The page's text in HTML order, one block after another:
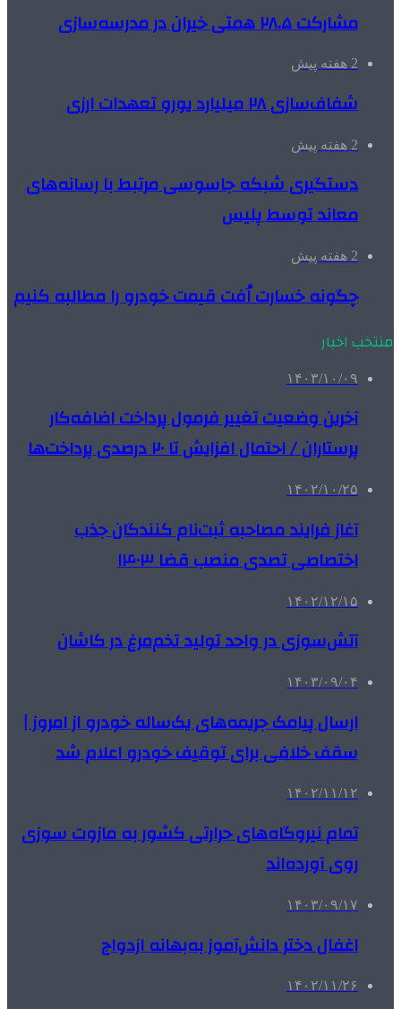
مشارکت ۲۸.۵ همتی خیران در مدرسه‌سازی
2 هفته پیش
شفاف‌سازی ۲۸ میلیارد یورو تعهدات ارزی
2 هفته پیش
دستگیری شبکه جاسوسی مرتبط با رسانه‌های
معاند توسط پلیس
2 هفته پیش
چگونه خسارت اُفت قیمت خودرو را مطالبه کنیم
منتخب اخبار
۱۴۰۳/۱۰/۰۹
آخرین وضعیت تغییر فرمول پرداخت اضافه‌کار
پرستاران / احتمال افزایش تا ۲۰ درصدی پرداخت‌ها
۱۴۰۲/۱۰/۲۵
آغاز فرایند مصاحبه ثبت‌نام کنندگان جذب
اختصاصی تصدی منصب قضا ۱۴۰۳
۱۴۰۲/۱۲/۱۵
آتش‌سوزی در واحد تولید تخم‌مرغ در کاشان
۱۴۰۳/۰۹/۰۴
ارسال پیامک جریمه‌های یک‌ساله خودرو از امروز |
سقف خلافی برای توقیف خودرو اعلام شد
۱۴۰۲/۱۱/۱۲
تمام نیروگاه‌های حرارتی کشور به مازوت سوزی
روی آورده‌اند
۱۴۰۳/۰۹/۱۷
اغفال دختر دانش‌آموز به‌بهانه ازدواج
۱۴۰۲/۱۱/۲۶